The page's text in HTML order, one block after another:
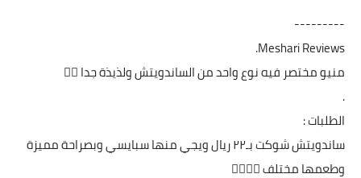
---------
Meshari Reviews.
منيو مختصر فيه نوع واحد من الساندويتش ولذيذة جدا 👌🏻
.
الطلبات :
ساندويتش شوكت بـ٢٢ ريال ويجي منها سبايسي وبصراحة مميزة
وطعمها مختلف 👌🏻👌🏻